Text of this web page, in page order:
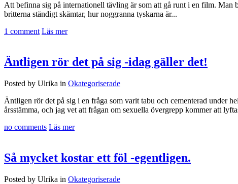
Att befinna sig på internationell tävling är som att gå runt i en film. Man
britterna ständigt skämtar, hur noggranna tyskarna är...
1 comment Läs mer
Äntligen rör det på sig -idag gäller det!
Posted by Ulrika in Okategoriserade
Äntligen rör det på sig i en fråga som varit tabu och cementerad under
årsstämma, och jag vet att frågan om sexuella övergrepp kommer att
no comments Läs mer
Så mycket kostar ett föl -egentligen.
Posted by Ulrika in Okategoriserade